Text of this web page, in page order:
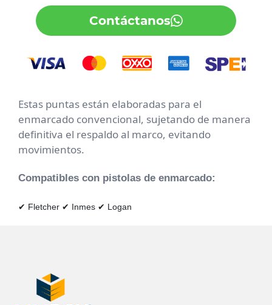
Contáctanos
Estas puntas están elaboradas para el
enmarcado convencional, sujetando de manera
definitiva el respaldo al marco, evitando
movimientos.
Compatibles con pistolas de enmarcado:
✔ Fletcher ✔ Inmes ✔ Logan